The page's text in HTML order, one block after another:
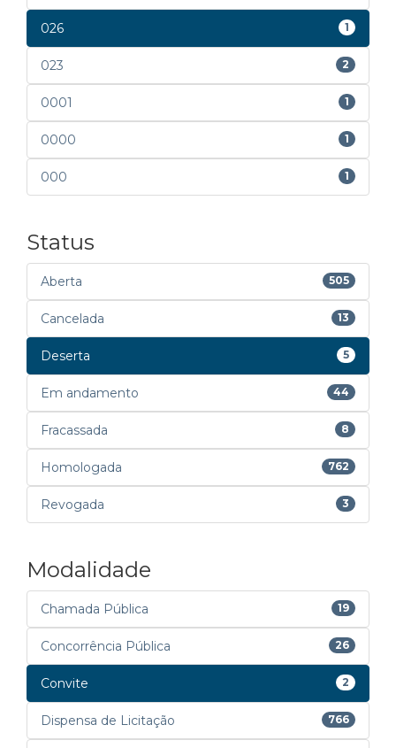
026 1
023 2
0001 1
0000 1
000 1
Status
Aberta 505
Cancelada 13
Deserta 5
Em andamento 44
Fracassada 8
Homologada 762
Revogada 3
Modalidade
Chamada Pública 19
Concorrência Pública 26
Convite 2
Dispensa de Licitação 766